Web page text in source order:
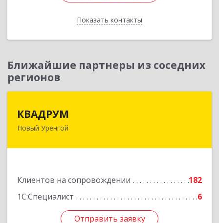
Показать контакты
Назад
Ближайшие партнеры из соседних
регионов
КВАДРУМ
Новый Уренгой
Клиентов на сопровождении
182
1С:Специалист
6
Отправить заявку
629309, Ямало-Ненецкий АО, Новый Уренгой г,
Отправить заявку